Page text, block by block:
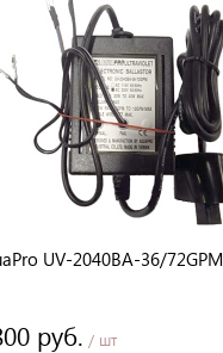
UV-2040BA-36/72GPM
руб. / шт